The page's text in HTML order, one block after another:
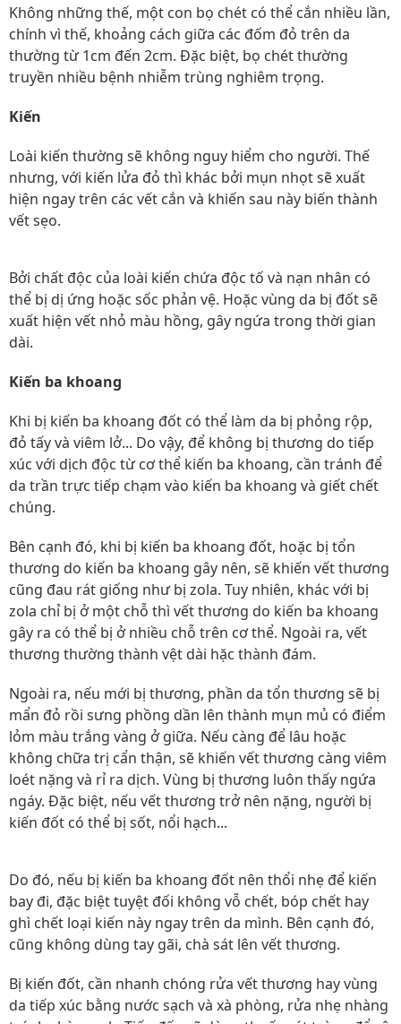
Không những thế, một con bọ chét có thể cắn nhiều lần,
chính vì thế, khoảng cách giữa các đốm đỏ trên da
thường từ 1cm đến 2cm. Đặc biệt, bọ chét thường
truyền nhiều bệnh nhiễm trùng nghiêm trọng.
Kiến
Loài kiến thường sẽ không nguy hiểm cho người. Thế
nhưng, với kiến lửa đỏ thì khác bởi mụn nhọt sẽ xuất
hiện ngay trên các vết cắn và khiến sau này biến thành
vết sẹo.
Bởi chất độc của loài kiến ​​chứa độc tố và nạn nhân có
thể bị dị ứng hoặc sốc phản vệ. Hoặc vùng da bị đốt sẽ
xuất hiện vết nhỏ màu hồng, gây ngứa trong thời gian
dài.
Kiến ba khoang
Khi bị kiến ba khoang đốt có thể làm da bị phỏng rộp,
đỏ tấy và viêm lở... Do vậy, để không bị thương do tiếp
xúc với dịch độc từ cơ thể kiến ba khoang, cần tránh để
da trần trực tiếp chạm vào kiến ba khoang và giết chết
chúng.
Bên cạnh đó, khi bị kiến ba khoang đốt, hoặc bị tổn
thương do kiến ba khoang gây nên, sẽ khiến vết thương
cũng đau rát giống như bị zola. Tuy nhiên, khác với bị
zola chỉ bị ở một chỗ thì vết thương do kiến ba khoang
gây ra có thể bị ở nhiều chỗ trên cơ thể. Ngoài ra, vết
thương thường thành vệt dài hặc thành đám.
Ngoài ra, nếu mới bị thương, phần da tổn thương sẽ bị
mẩn đỏ rồi sưng phồng dần lên thành mụn mủ có điểm
lỏm màu trắng vàng ở giữa. Nếu càng để lâu hoặc
không chữa trị cẩn thận, sẽ khiến vết thương càng viêm
loét nặng và rỉ ra dịch. Vùng bị thương luôn thấy ngứa
ngáy. Đặc biệt, nếu vết thương trở nên nặng, người bị
kiến đốt có thể bị sốt, nổi hạch...
Do đó, nếu bị kiến ba khoang đốt nên thổi nhẹ để kiến
bay đi, đặc biệt tuyệt đối không vỗ chết, bóp chết hay
ghì chết loại kiến này ngay trên da mình. Bên cạnh đó,
cũng không dùng tay gãi, chà sát lên vết thương.
Bị kiến đốt, cần nhanh chóng rửa vết thương hay vùng
da tiếp xúc bằng nước sạch và xà phòng, rửa nhẹ nhàng